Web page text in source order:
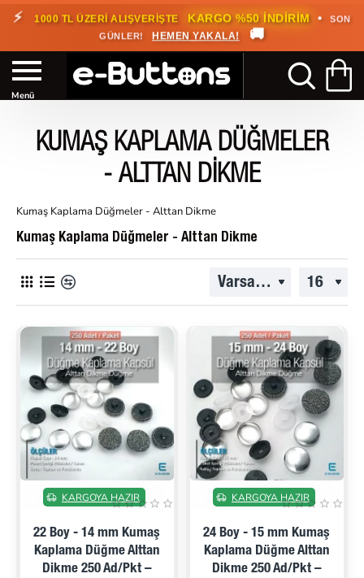
⚡ 1000 TL ÜZERİ ALIŞVERİŞTE KARGO %50 İNDİRİM •
SON
GÜNLER!
HEMEN YAKALA! 🚚
KUMAŞ KAPLAMA DÜĞMELER
- ALTTAN DIKME
Kumaş Kaplama Düğmeler - Alttan Dikme
Kumaş Kaplama Düğmeler - Alttan Dikme
İNDIRIMDE
KARGOYA HAZIR
22 Boy - 14 mm Kumaş
Kaplama Düğme Alttan
Dikme 250 Ad/Pkt –
İNDIRIMDE
KARGOYA HAZIR
24 Boy - 15 mm Kumaş
Kaplama Düğme Alttan
Dikme 250 Ad/Pkt –